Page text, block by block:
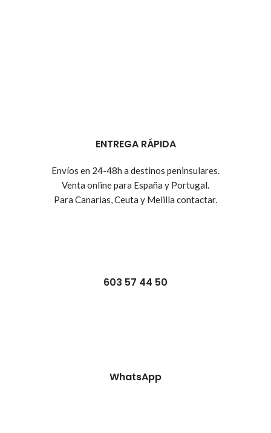
ENTREGA RÁPIDA
Envíos en 24-48h a destinos peninsulares.
Venta online para España y Portugal.
Para Canarias, Ceuta y Melilla contactar.
603 57 44 50
WhatsApp